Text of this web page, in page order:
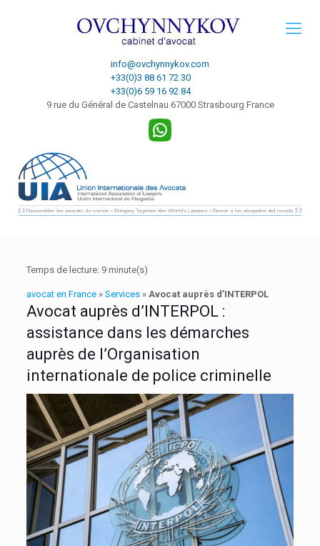
info@ovchynnykov.com
+33(0)3 88 61 72 30
+33(0)6 59 16 92 84
9 rue du Général de Castelnau 67000 Strasbourg France
Temps de lecture: 9 minute(s)
avocat en France» Services» Avocat auprès d’INTERPOL
Avocat auprès d’INTERPOL :
assistance dans les démarches
auprès de l’Organisation
internationale de police criminelle